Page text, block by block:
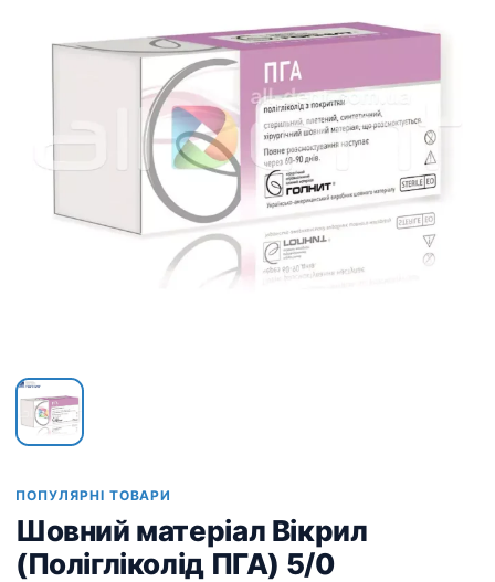
ПОПУЛЯРНІ ТОВАРИ
Шовний матеріал Вікрил
(Полігліколід ПГА) 5/0